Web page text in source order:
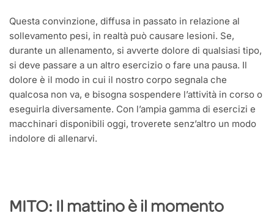
Questa convinzione, diffusa in passato in relazione al
sollevamento pesi, in realtà può causare lesioni. Se,
durante un allenamento, si avverte dolore di qualsiasi tipo,
si deve passare a un altro esercizio o fare una pausa. Il
dolore è il modo in cui il nostro corpo segnala che
qualcosa non va, e bisogna sospendere l’attività in corso o
eseguirla diversamente. Con l’ampia gamma di esercizi e
macchinari disponibili oggi, troverete senz’altro un modo
indolore di allenarvi.
MITO: Il mattino è il momento